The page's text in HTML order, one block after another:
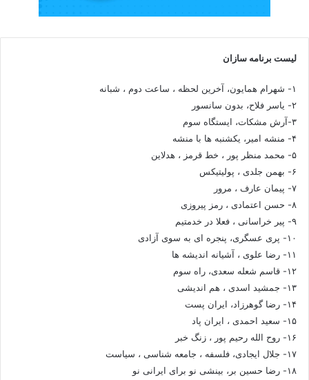
لیست برنامه سازان
۱- شهرام همایون، آخرین لحظه ، ساعت دوم ، شبانه
۲- یاسر فلاح، بدون سانسور
۳-آرش مشکات، ایستگاه سوم
۴- منشه امیر، یکشنبه ها با منشه
۵- محمد منظر پور ، خط قرمز ، هدلاین
۶- بهمن جلدی ، پولیتیکس
۷- پیمان عارف ، مرور
۸- حسن اعتمادی ، رمز پیروزی
۹- پیر خراسانی ، فعلا در خدمتیم
۱۰- پری عسگری، پنجره ای به سوی آزادی
۱۱- رضا علوی ، آشیانه اندیشه ها
۱۲- قاسم شعله سعدی، راه سوم
۱۳- جمشید اسدی ، هم اندیشی
۱۴- رضا گوهرزاد، ایران پست
۱۵- سعید احمدی ، ایران پاد
۱۶- روح الله رحیم پور ، زنگ خبر
۱۷- جلال ایجادی، فلسفه ، جامعه شناسی ، سیاست
۱۸- رضا حسین بر، بینشی نو برای ایرانی نو